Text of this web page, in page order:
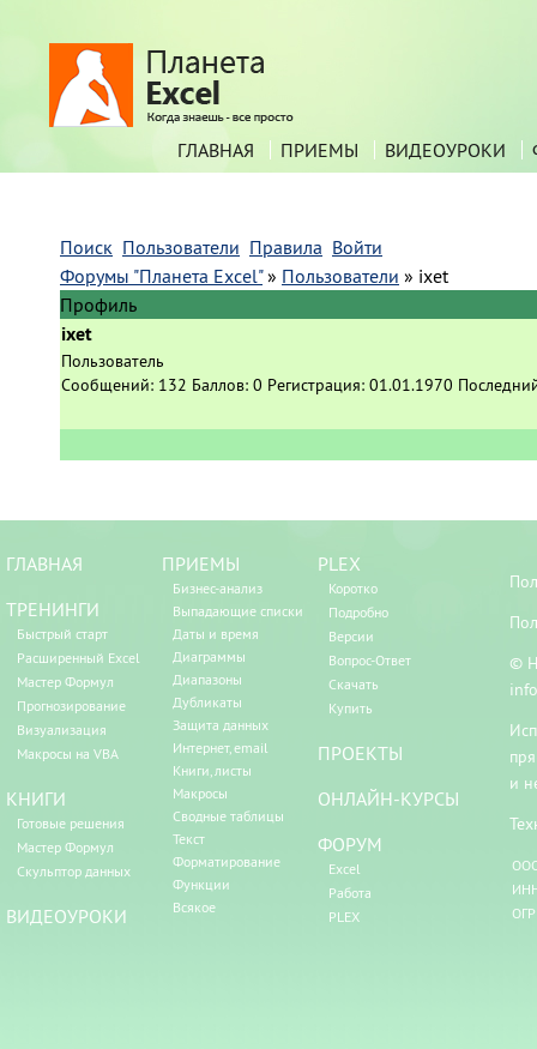
ГЛАВНАЯ ПРИЕМЫ ВИДЕОУРОКИ
Поиск Пользователи Правила Войти
Форумы "Планета Excel" » Пользователи » ixet
Профиль
ixet
Пользователь
Сообщений: 132 Баллов: 0 Регистрация: 01.01.1970
ГЛАВНАЯ
ТРЕНИНГИ
Быстрый старт
Расширенный Excel
Мастер Формул
Прогнозирование
Визуализация
Макросы на VBA
КНИГИ
Готовые решения
Мастер Формул
Скульптор данных
ВИДЕОУРОКИ
ПРИЕМЫ
Бизнес-анализ
Выпадающие списки
Даты и время
Диаграммы
Диапазоны
Дубликаты
Защита данных
Интернет, email
Книги, листы
Макросы
Сводные таблицы
Текст
Форматирование
Функции
Всякое
PLEX
Коротко
Подробно
Версии
Вопрос-Ответ
Скачать
Купить
ПРОЕКТЫ
ОНЛАЙН-КУРСЫ
ФОРУМ
Excel
Работа
PLEX
©
и